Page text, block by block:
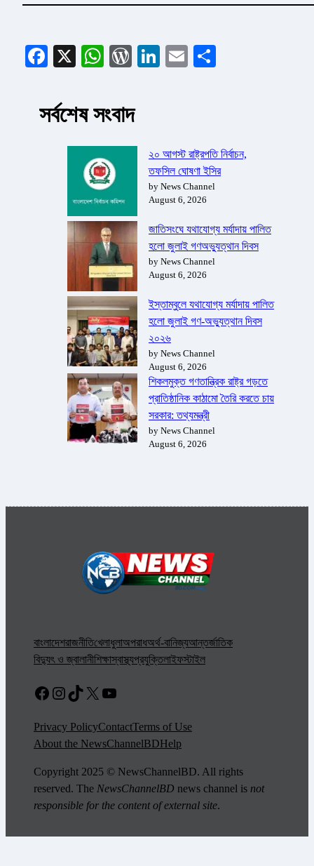
Facebook
X WhatsApp
WordPress
LinkedIn
Email
সর্বশেষ সংবাদ
২০ আগস্ট রাষ্ট্রপতি নির্বাচন,
তফসিল ঘোষণা ইসির
by News Channel
August 6, 2026
জাতিসংঘে যথাযোগ্য মর্যাদায় পালিত
হলো জুলাই গণঅভ্যুত্থান দিবস
by News Channel
August 6, 2026
ইস্তাম্বুলে যথাযোগ্য মর্যাদায় পালিত
হলো জুলাই গণ-অভ্যুত্থান দিবস
২০২৬
by News Channel
August 6, 2026
শিকলমুক্ত গণতান্ত্রিক রাষ্ট্র গড়তে
প্রাতিষ্ঠানিক কাঠামো তৈরি করতে চায়
সরকার: তথ্যমন্ত্রী
by News Channel
August 6, 2026
বাংলাদেশরাজনীতিখেলাধুলাঅপরাধঅর্থ-বানিজ্যআন্তর্জাতিক
বিদ্যুৎ ও জ্বালানীশিক্ষাস্বাস্থ্যপ্রযুক্তিলাইফস্টাইল
Facebook
Instagram
TikTok
X YouTube
Privacy PolicyContactTerms of Use
About the NewsChannelBDHelp
Copyright 2025 © NewsChannelBD. All rights
reserved. The NewsChannelBD news channel is not
responsible for the content of external site.